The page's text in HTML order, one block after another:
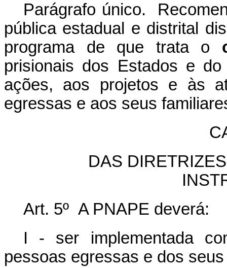
Parágrafo único.
pública estadual e distrital
programa de que trata o
prisionais dos Estados e
ações, aos projetos e às
egressas e aos seus
DAS
Art. 5º A PNAPE deverá:
I - ser implementada
pessoas egressas e dos